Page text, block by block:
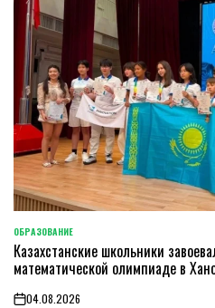
POSTED
IN
ОБРАЗОВАНИЕ
Казахстанские школьники
математической олимпиаде в
04.08.2026